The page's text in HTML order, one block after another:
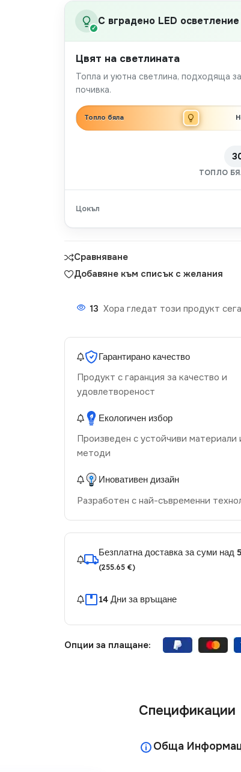
✓
С вградено LED осветление
Цвят на светлината
Топла и уютна светлина, подходяща
почивка.
Топло бяла
ТОПЛО
Цокъл
Сравняване
Добавяне към списък с желания
13 Хора гледат този продукт
Гарантирано качество
Продукт с гаранция за качество и
удовлетвореност
Екологичен избор
Произведен с устойчиви материали
методи
Иновативен дизайн
Разработен с най-съвременни
Безплатна доставка за суми над
(255.65 €)
14 Дни за връщане
Опции за плащане:
Спецификации
Обща